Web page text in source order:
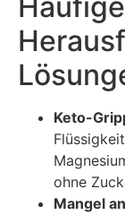
Häufige
Keto-
ohne
Mangel